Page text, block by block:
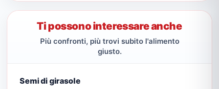
Ti possono interessare anche
Più confronti, più trovi subito l'alimento
giusto.
Semi di girasole